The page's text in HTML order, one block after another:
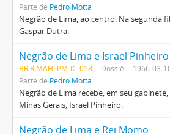
Parte de Pedro Motta
Negrão de Lima, ao centro. Na segunda
Gaspar Dutra.
Negrão de Lima e Israel Pinheiro
BR RJMAHI PM-IC-018 Dossiê
1966-03-
Parte de Pedro Motta
Negrão de Lima recebe, em seu
Minas Gerais, Israel Pinheiro.
Negrão de Lima e Rei Momo